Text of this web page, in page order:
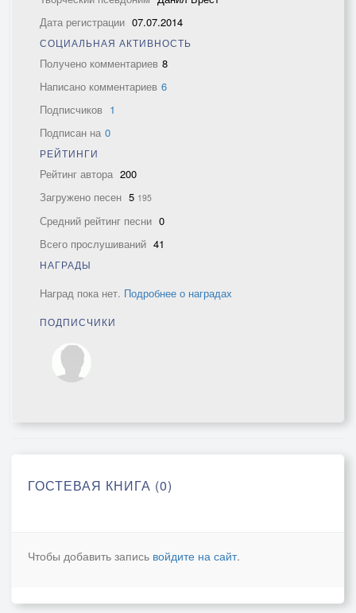
Дата регистрации 07.07.2014
СОЦИАЛЬНАЯ АКТИВНОСТЬ
Получено комментариев 8
Написано комментариев 6
Подписчиков 1
Подписан на 0
РЕЙТИНГИ
Рейтинг автора 200
Загружено песен 5 195
Средний рейтинг песни 0
Всего прослушиваний 41
НАГРАДЫ
Наград пока нет. Подробнее о наградах
ПОДПИСЧИКИ
ГОСТЕВАЯ КНИГА (0)
Чтобы добавить запись войдите на сайт.